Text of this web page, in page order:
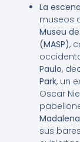
La
museos
Museu
(MASP),
Paulo,
Park, un
Oscar
Madalena
sus